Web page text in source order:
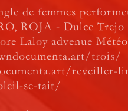
de femmes
ROJA - Dulce
Laloy advenue
trois/
reveiller-
se-tait/